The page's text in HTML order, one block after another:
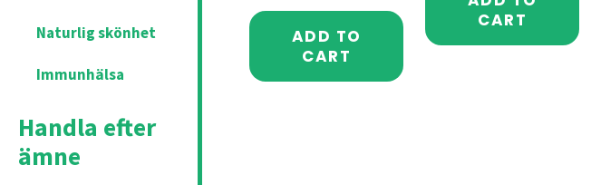
Naturlig skönhet
Immunhälsa
Handla efter
ämne
ADD TO
CART
CART